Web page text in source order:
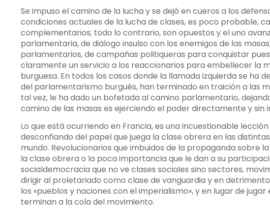
Se impuso el camino de la lucha y se dejó en cueros a los
condiciones actuales de la lucha de clases, es poco probable,
complementarios; todo lo contrario, son opuestos y el uno
parlamentaria, de diálogo insulso con los enemigos de las
parlamentarios, de campañas politiqueras para conquistar
claramente un servicio a los reaccionarios para embellecer la
burguesa. En todos los casos donde la llamada izquierda se ha
del parlamentarismo burgués, han terminado en traición a las
tal vez, le ha dado un bofetada al camino parlamentario,
camino de las masas es ejerciendo el poder directamente y sin
Lo que está ocurriendo en Francia, es una incuestionable
desconfiando del papel que juega la clase obrera en las
mundo. Revolucionarios que imbuidos de la propaganda sobre
la clase obrera o la poca importancia que le dan a su
socialdemocracia que no ve clases sociales sino sectores,
dirigir al proletariado como clase de vanguardia y en
los «pueblos y naciones con el imperialismo», y en lugar de
terminan a la cola del movimiento.